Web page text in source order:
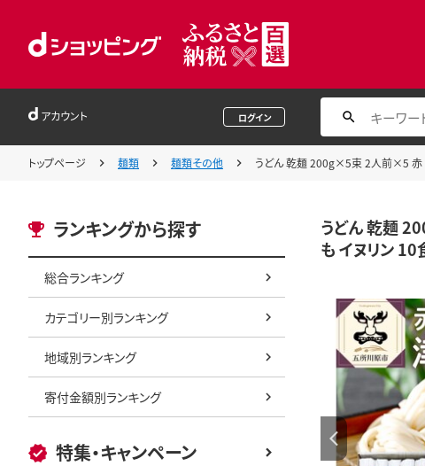
アカウント ログイン
トップページ 麺類 麺類その他 うどん 乾麺 200g×5束 2人前×5 赤
ランキングから探す
総合ランキング
カテゴリー別ランキング
地域別ランキング
寄付金額別ランキング
特集・キャンペーン
うどん 乾麺
も イヌリン